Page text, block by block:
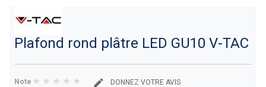
Plafond rond plâtre LED GU10 V-TAC
Note DONNEZ VOTRE AVIS